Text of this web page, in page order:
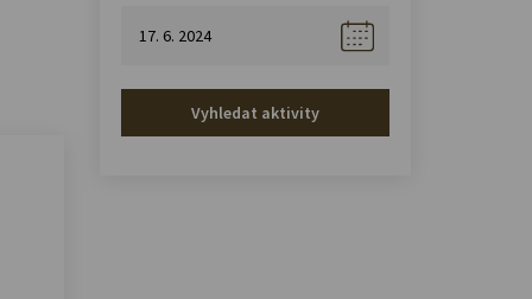
Vyhledat aktivity